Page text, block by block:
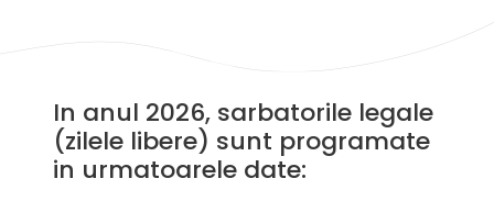
In anul 2026, sarbatorile legale
(zilele libere) sunt programate
in urmatoarele date: